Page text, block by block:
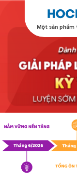
LUYỆN
Một sản phẩm